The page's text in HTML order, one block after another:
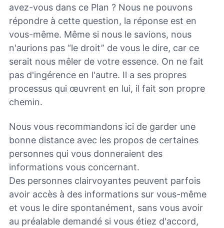
avez-vous dans ce Plan ? Nous ne pouvons
répondre à cette question, la réponse est en
vous-même. Même si nous le savions, nous
n'aurions pas “le droit” de vous le dire, car ce
serait nous mêler de votre essence. On ne fait
pas d'ingérence en l'autre. Il a ses propres
processus qui œuvrent en lui, il fait son propre
chemin.
Nous vous recommandons ici de garder une
bonne distance avec les propos de certaines
personnes qui vous donneraient des
informations vous concernant.
Des personnes clairvoyantes peuvent parfois
avoir accès à des informations sur vous-même
et vous le dire spontanément, sans vous avoir
au préalable demandé si vous étiez d'accord,